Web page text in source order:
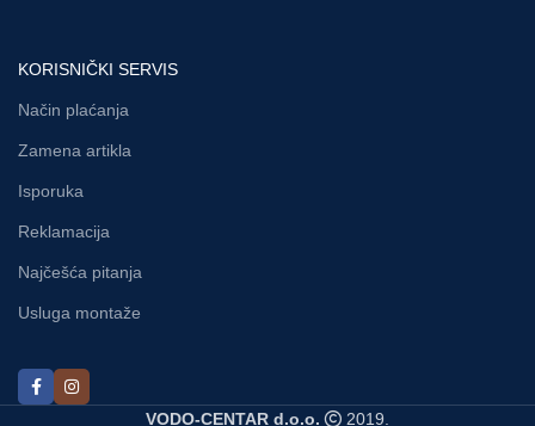
KORISNIČKI SERVIS
Način plaćanja
Zamena artikla
Isporuka
Reklamacija
Najčešća pitanja
Usluga montaže
VODO-CENTAR d.o.o. 2019.